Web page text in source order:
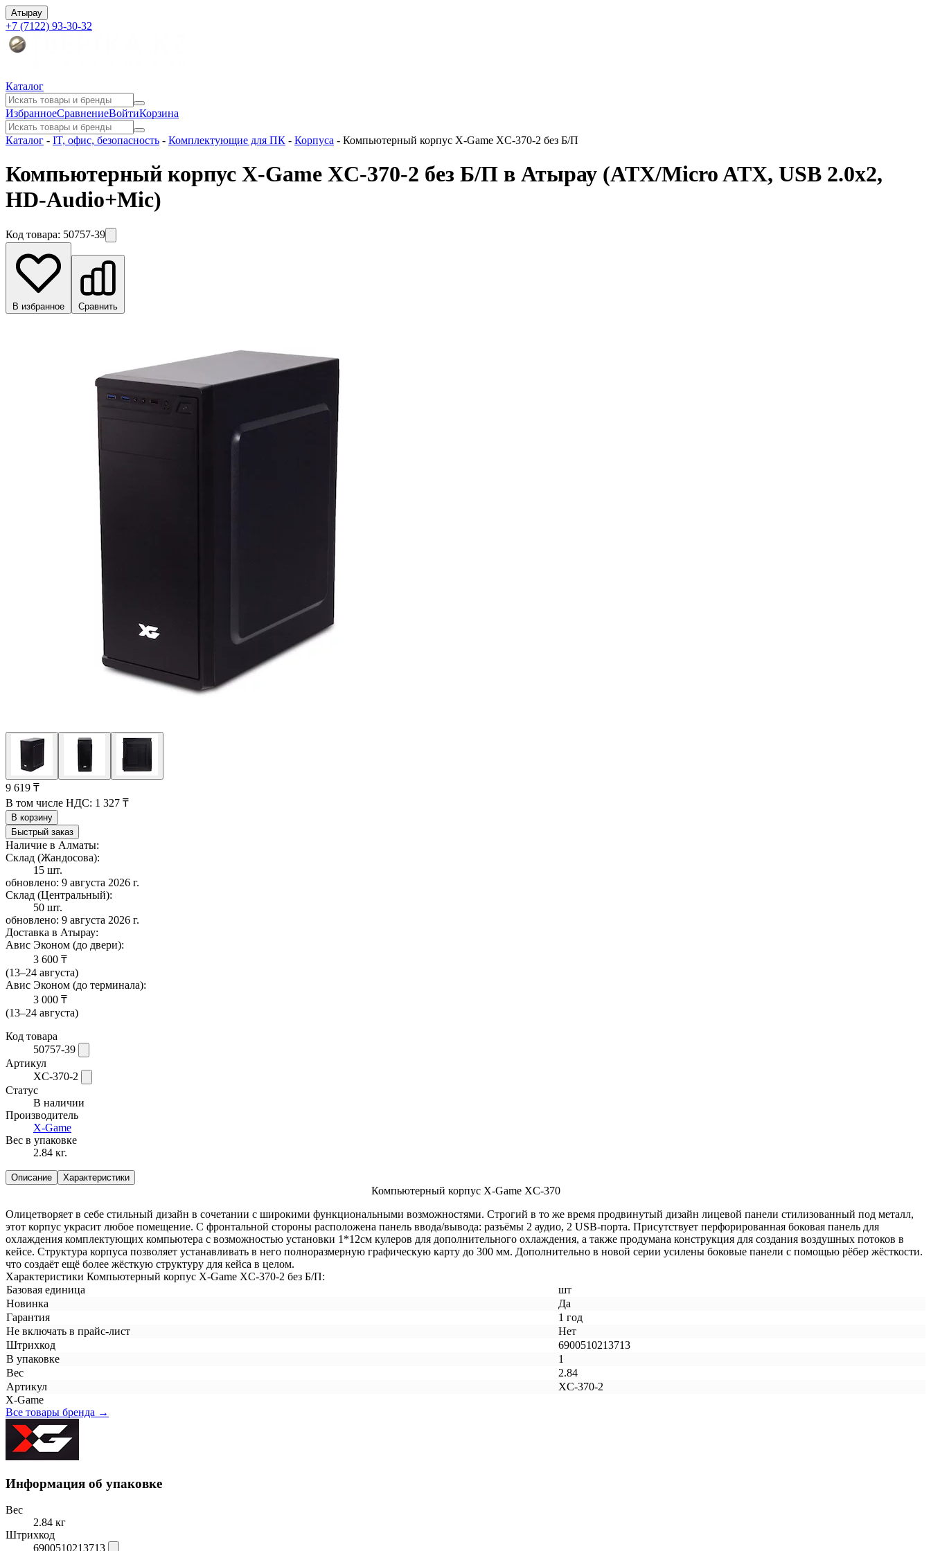
Атырау
+7 (7122) 93-30-32
Каталог
ИзбранноеСравнениеВойтиКорзина
Каталог - IT, офис, безопасность - Комплектующие для ПК - Корпуса - Компьютерный корпус X-Game XC-370-2 без Б/П
Компьютерный корпус X-Game XC-370-2 без Б/П в Атырау (ATX/Micro ATX, USB 2.0x2,
HD-Audio+Mic)
Код товара: 50757-39
В избранное Сравнить
9 619 ₸
В том числе НДС: 1 327 ₸
В корзину
Быстрый заказ
Наличие в Алматы:
Склад (Жандосова):
15 шт.
обновлено: 9 августа 2026 г.
Склад (Центральный):
50 шт.
обновлено: 9 августа 2026 г.
Доставка в Атырау:
Авис Эконом (до двери):
3 600 ₸
(13–24 августа)
Авис Эконом (до терминала):
3 000 ₸
(13–24 августа)
Код товара
50757-39
Артикул
XC-370-2
Статус
В наличии
Производитель
X-Game
Вес в упаковке
2.84 кг.
Описание Характеристики
Компьютерный корпус X-Game XC-370
Олицетворяет в себе стильный дизайн в сочетании с широкими функциональными возможностями. Строгий в то же время продвинутый дизайн лицевой панели стилизованный под металл,
этот корпус украсит любое помещение. С фронтальной стороны расположена панель ввода/вывода: разъёмы 2 аудио, 2 USB-порта. Присутствует перфорированная боковая панель для
охлаждения комплектующих компьютера c возможностью установки 1*12см кулеров для дополнительного охлаждения, а также продумана конструкция для создания воздушных потоков в
кейсе. Структура корпуса позволяет устанавливать в него полноразмерную графическую карту до 300 мм. Дополнительно в новой серии усилены боковые панели с помощью рёбер жёсткости.
что создаёт ещё более жёсткую структуру для кейса в целом.
Характеристики Компьютерный корпус X-Game XC-370-2 без Б/П:
Базовая единица
шт
Новинка
Да
Гарантия
1 год
Не включать в прайс-лист
Нет
Штрихкод
6900510213713
В упаковке
1
Вес
2.84
Артикул
XC-370-2
X-Game
Все товары бренда →
Информация об упаковке
Вес
2.84 кг
Штрихкод
6900510213713